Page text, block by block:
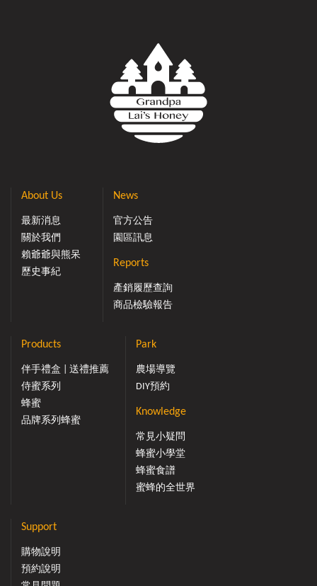
About Us
最新消息
關於我們
賴爺爺與熊呆
歷史事紀
News
官方公告
園區訊息
Reports
產銷履歷查詢
商品檢驗報告
Products
伴手禮盒 | 送禮推薦
侍蜜系列
蜂蜜
品牌系列蜂蜜
Park
農場導覽
DIY預約
Knowledge
常見小疑問
蜂蜜小學堂
蜂蜜食譜
蜜蜂的全世界
Support
購物說明
預約說明